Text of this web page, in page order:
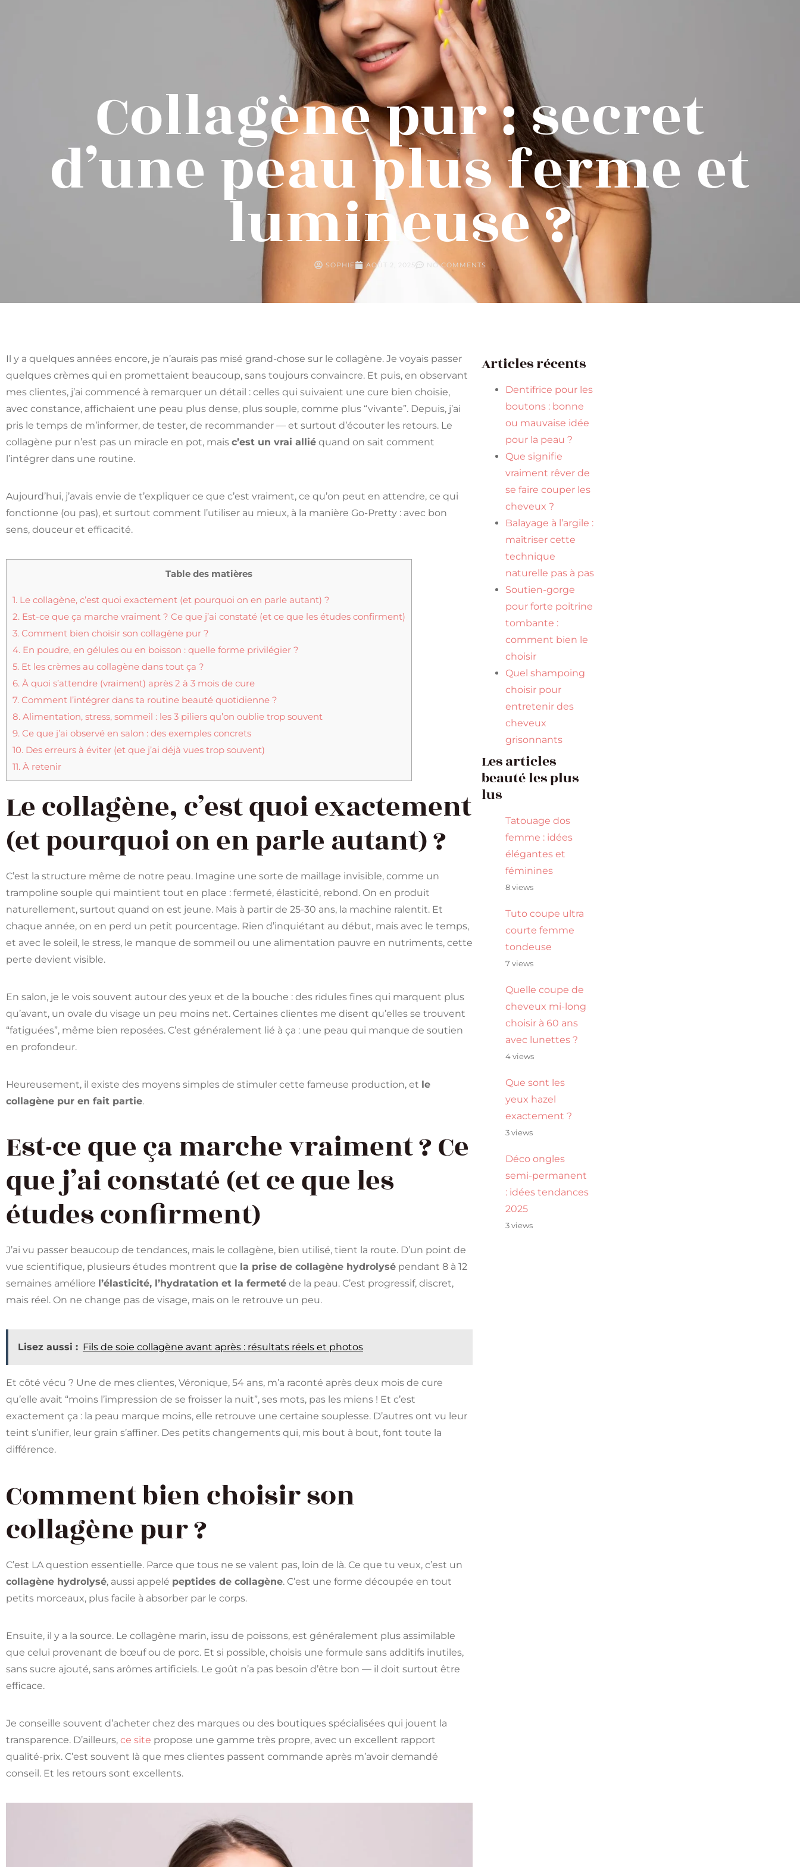
Collagène pur : secret
d’une peau plus ferme et
lumineuse ?
SOPHIE AOÛT 2, 2025 NO COMMENTS
Il y a quelques années encore, je n’aurais pas misé grand-chose sur le collagène. Je voyais passer
quelques crèmes qui en promettaient beaucoup, sans toujours convaincre. Et puis, en observant
mes clientes, j’ai commencé à remarquer un détail : celles qui suivaient une cure bien choisie,
avec constance, affichaient une peau plus dense, plus souple, comme plus “vivante”. Depuis, j’ai
pris le temps de m’informer, de tester, de recommander — et surtout d’écouter les retours. Le
collagène pur n’est pas un miracle en pot, mais c’est un vrai allié quand on sait comment
l’intégrer dans une routine.
Aujourd’hui, j’avais envie de t’expliquer ce que c’est vraiment, ce qu’on peut en attendre, ce qui
fonctionne (ou pas), et surtout comment l’utiliser au mieux, à la manière Go-Pretty : avec bon
sens, douceur et efficacité.
Table des matières
1. Le collagène, c’est quoi exactement (et pourquoi on en parle autant) ?
2. Est-ce que ça marche vraiment ? Ce que j’ai constaté (et ce que les études confirment)
3. Comment bien choisir son collagène pur ?
4. En poudre, en gélules ou en boisson : quelle forme privilégier ?
5. Et les crèmes au collagène dans tout ça ?
6. À quoi s’attendre (vraiment) après 2 à 3 mois de cure
7. Comment l’intégrer dans ta routine beauté quotidienne ?
8. Alimentation, stress, sommeil : les 3 piliers qu’on oublie trop souvent
9. Ce que j’ai observé en salon : des exemples concrets
10. Des erreurs à éviter (et que j’ai déjà vues trop souvent)
11. À retenir
Le collagène, c’est quoi exactement
(et pourquoi on en parle autant) ?
C’est la structure même de notre peau. Imagine une sorte de maillage invisible, comme un
trampoline souple qui maintient tout en place : fermeté, élasticité, rebond. On en produit
naturellement, surtout quand on est jeune. Mais à partir de 25-30 ans, la machine ralentit. Et
chaque année, on en perd un petit pourcentage. Rien d’inquiétant au début, mais avec le temps,
et avec le soleil, le stress, le manque de sommeil ou une alimentation pauvre en nutriments, cette
perte devient visible.
En salon, je le vois souvent autour des yeux et de la bouche : des ridules fines qui marquent plus
qu’avant, un ovale du visage un peu moins net. Certaines clientes me disent qu’elles se trouvent
“fatiguées”, même bien reposées. C’est généralement lié à ça : une peau qui manque de soutien
en profondeur.
Heureusement, il existe des moyens simples de stimuler cette fameuse production, et le
collagène pur en fait partie.
Est-ce que ça marche vraiment ? Ce
que j’ai constaté (et ce que les
études confirment)
J’ai vu passer beaucoup de tendances, mais le collagène, bien utilisé, tient la route. D’un point de
vue scientifique, plusieurs études montrent que la prise de collagène hydrolysé pendant 8 à 12
semaines améliore l’élasticité, l’hydratation et la fermeté de la peau. C’est progressif, discret,
mais réel. On ne change pas de visage, mais on le retrouve un peu.
Lisez aussi : Fils de soie collagène avant après : résultats réels et photos
Et côté vécu ? Une de mes clientes, Véronique, 54 ans, m’a raconté après deux mois de cure
qu’elle avait “moins l’impression de se froisser la nuit”, ses mots, pas les miens ! Et c’est
exactement ça : la peau marque moins, elle retrouve une certaine souplesse. D’autres ont vu leur
teint s’unifier, leur grain s’affiner. Des petits changements qui, mis bout à bout, font toute la
différence.
Comment bien choisir son
collagène pur ?
C’est LA question essentielle. Parce que tous ne se valent pas, loin de là. Ce que tu veux, c’est un
collagène hydrolysé, aussi appelé peptides de collagène. C’est une forme découpée en tout
petits morceaux, plus facile à absorber par le corps.
Ensuite, il y a la source. Le collagène marin, issu de poissons, est généralement plus assimilable
que celui provenant de bœuf ou de porc. Et si possible, choisis une formule sans additifs inutiles,
sans sucre ajouté, sans arômes artificiels. Le goût n’a pas besoin d’être bon — il doit surtout être
efficace.
Je conseille souvent d’acheter chez des marques ou des boutiques spécialisées qui jouent la
transparence. D’ailleurs, ce site propose une gamme très propre, avec un excellent rapport
qualité-prix. C’est souvent là que mes clientes passent commande après m’avoir demandé
conseil. Et les retours sont excellents.
Articles récents
Dentifrice pour les
boutons : bonne
ou mauvaise idée
pour la peau ?
Que signifie
vraiment rêver de
se faire couper les
cheveux ?
Balayage à l’argile :
maîtriser cette
technique
naturelle pas à pas
Soutien-gorge
pour forte poitrine
tombante :
comment bien le
choisir
Quel shampoing
choisir pour
entretenir des
cheveux
grisonnants
Les articles
beauté les plus
lus
Tatouage dos
femme : idées
élégantes et
féminines
8 views
Tuto coupe ultra
courte femme
tondeuse
7 views
Quelle coupe de
cheveux mi-long
choisir à 60 ans
avec lunettes ?
4 views
Que sont les
yeux hazel
exactement ?
3 views
Déco ongles
semi-permanent
: idées tendances
2025
3 views